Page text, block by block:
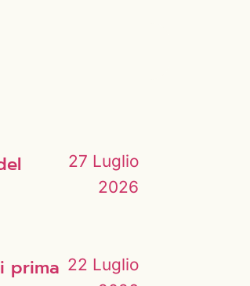
27 Luglio
2026
prima 22 Luglio